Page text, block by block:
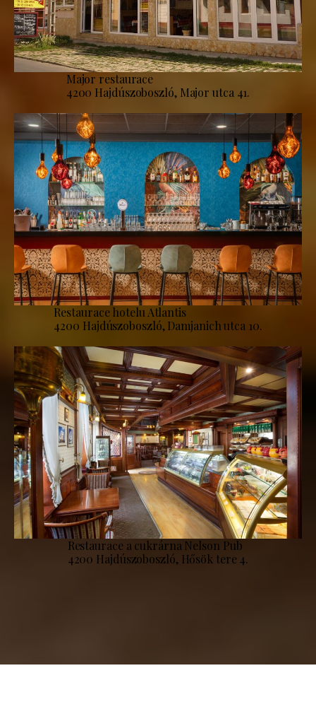
Major restaurace
4200 Hajdúszoboszló, Major utca 41.
Restaurace hotelu Atlantis
4200 Hajdúszoboszló, Damjanich utca 10.
Restaurace a cukrárna Nelson Pub
4200 Hajdúszoboszló, Hősök tere 4.